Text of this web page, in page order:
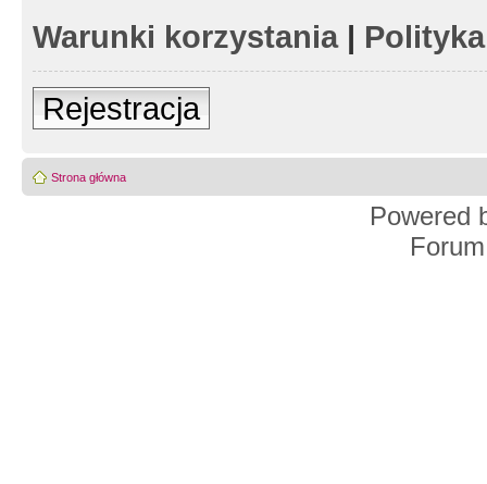
Warunki korzystania|
Rejestracja
Strona główna
Powered